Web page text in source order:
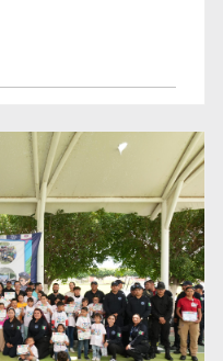
su esposa en Vallarta